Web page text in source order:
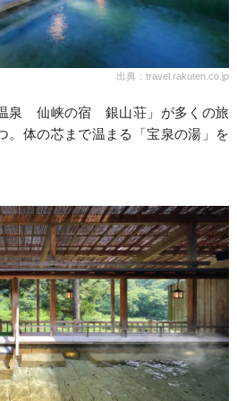
出典：travel.rakuten.co.jp
泉 仙峡の宿 銀山荘」が多くの旅
。体の芯まで温まる「宝泉の湯」を